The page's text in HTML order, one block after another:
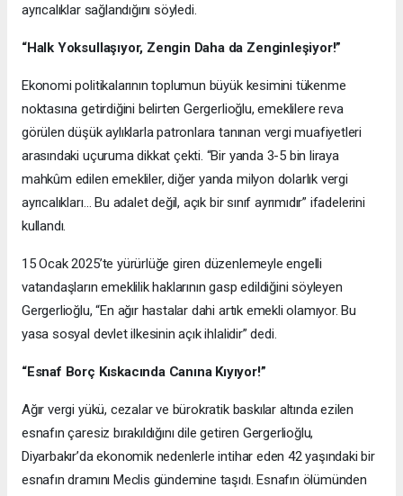
ayrıcalıklar sağlandığını söyledi.
“Halk Yoksullaşıyor, Zengin Daha da Zenginleşiyor!”
Ekonomi politikalarının toplumun büyük kesimini tükenme
noktasına getirdiğini belirten Gergerlioğlu, emeklilere reva
görülen düşük aylıklarla patronlara tanınan vergi muafiyetleri
arasındaki uçuruma dikkat çekti. “Bir yanda 3-5 bin liraya
mahkûm edilen emekliler, diğer yanda milyon dolarlık vergi
ayrıcalıkları… Bu adalet değil, açık bir sınıf ayrımıdır” ifadelerini
kullandı.
15 Ocak 2025’te yürürlüğe giren düzenlemeyle engelli
vatandaşların emeklilik haklarının gasp edildiğini söyleyen
Gergerlioğlu, “En ağır hastalar dahi artık emekli olamıyor. Bu
yasa sosyal devlet ilkesinin açık ihlalidir” dedi.
“Esnaf Borç Kıskacında Canına Kıyıyor!”
Ağır vergi yükü, cezalar ve bürokratik baskılar altında ezilen
esnafın çaresiz bırakıldığını dile getiren Gergerlioğlu,
Diyarbakır’da ekonomik nedenlerle intihar eden 42 yaşındaki bir
esnafın dramını Meclis gündemine taşıdı. Esnafın ölümünden